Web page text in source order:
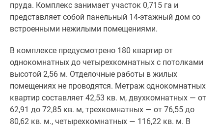
в
полном
выполнена
электроразводка,
гидроизоляция
полов.
пруда. Комплекс занимает участок 0,715 га и
представляет собой панельный 14-этажный дом со
встроенными нежилыми помещениями.
В комплексе предусмотрено 180 квартир от
однокомнатных до четырехкомнатных с потолками
высотой 2,56 м. Отделочные работы в жилых
помещениях не проводятся. Метраж однокомнатных
квартир составляет 42,53 кв. м, двухкомнатных — от
62,91 до 72,85 кв. м, трехкомнатных — от 76,55 до
80,62 кв. м., четырехкомнатных — 116,22 кв. м. В